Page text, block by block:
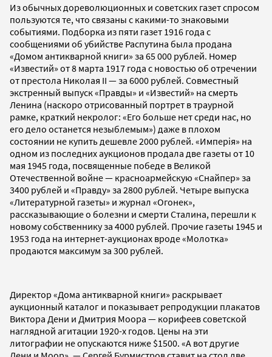
Из обычных дореволюционных и советских газет спросом
пользуются те, что связаны с какими-то знаковыми
событиями. Подборка из пяти газет 1916 года с
сообщениями об убийстве Распутина была продана
«Домом антикварной книги» за 65 000 рублей. Номер
«Известий» от 8 марта 1917 года с новостью об отречении
от престола Николая II — за 6000 рублей. Совместный
экстренный выпуск «Правды» и «Известий» на смерть
Ленина (наскоро отрисованный портрет в траурной
рамке, краткий некролог: «Его больше нет среди нас, но
его дело останется незыблемым») даже в плохом
состоянии не купить дешевле 2000 рублей. «Имперiя» на
одном из последних аукционов продала две газеты от 10
мая 1945 года, посвященные победе в Великой
Отечественной войне — красноармейскую «Снайпер» за
3400 рублей и «Правду» за 2800 рублей. Четыре выпуска
«Литературной газеты» и журнал «Огонек»,
рассказывающие о болезни и смерти Сталина, перешли к
новому собственнику за 4000 рублей. Прочие газеты 1945 и
1953 года на интернет-аукционах вроде «Молотка»
продаются максимум за 300 рублей.
Директор «Дома антикварной книги» раскрывает
аукционный каталог и показывает репродукции плакатов
Виктора Дени и Дмитрия Моора — корифеев советской
наглядной агитации 1920-х годов. Цены на эти
литографии не опускаются ниже $1500. «А вот другие